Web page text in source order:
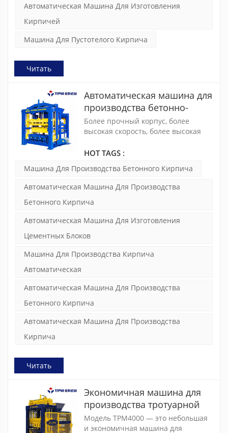
Автоматическая Машина Для Изготовления
Кирпичей
Машина Для Пустотелого Кирпича
Читать
Автоматическая машина для
производства бетонно-
цементного кирпича
German Technology TPM5000
Более прочный корпус, более
высокая скорость, более высокая
это чрезвычайно зрелая,
для производства бетонного
двумя комплектами вибрационных
двигателей SIEMENS мощностью 9
двухчастотные инверторы, поэтому
изготовленные цементные кирпичи
хорошую прочность.
HOT TAGS :
Машина Для Производства Бетонного Кирпича
Автоматическая Машина Для Производства
Бетонного Кирпича
Автоматическая Машина Для Изготовления
Цементных Блоков
Машина Для Производства Кирпича
Автоматическая
Автоматическая Машина Для Производства
Бетонного Кирпича
Автоматическая Машина Для Производства
Кирпича
Читать
Экономичная машина для
производства тротуарной
плитки/бетонных блоков
(TPM4000)
Модель TPM4000 — это небольшая
и экономичная машина для